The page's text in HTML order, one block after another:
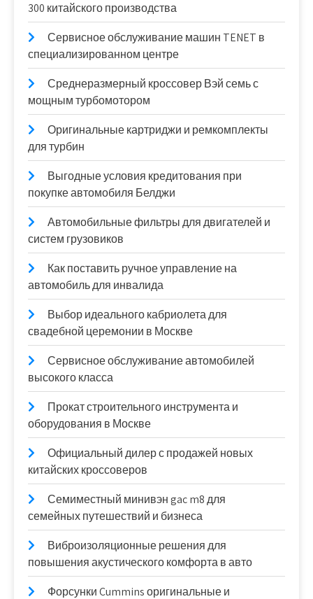
300 китайского производства
Сервисное обслуживание машин TENET в
специализированном центре
Среднеразмерный кроссовер Вэй семь с
мощным турбомотором
Оригинальные картриджи и ремкомплекты
для турбин
Выгодные условия кредитования при
покупке автомобиля Белджи
Автомобильные фильтры для двигателей и
систем грузовиков
Как поставить ручное управление на
автомобиль для инвалида
Выбор идеального кабриолета для
свадебной церемонии в Москве
Сервисное обслуживание автомобилей
высокого класса
Прокат строительного инструмента и
оборудования в Москве
Официальный дилер с продажей новых
китайских кроссоверов
Семиместный минивэн gac m8 для
семейных путешествий и бизнеса
Виброизоляционные решения для
повышения акустического комфорта в авто
Форсунки Cummins оригинальные и